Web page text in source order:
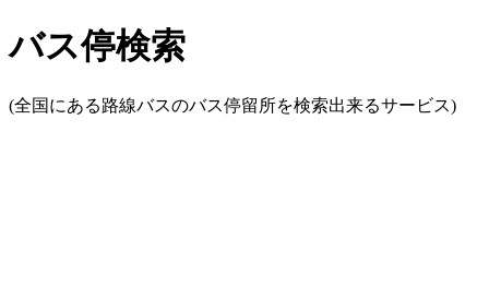
バス停検索
(全国にある路線バスのバス停留所を検索出来るサービス)